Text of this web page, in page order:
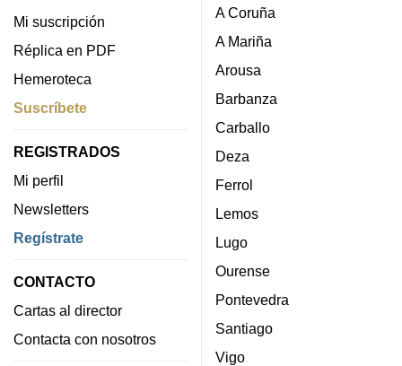
Mi suscripción
Réplica en PDF
Hemeroteca
Suscríbete
REGISTRADOS
Mi perfil
Newsletters
Regístrate
CONTACTO
Cartas al director
Contacta con nosotros
A Coruña
A Mariña
Arousa
Barbanza
Carballo
Deza
Ferrol
Lemos
Lugo
Ourense
Pontevedra
Santiago
Vigo